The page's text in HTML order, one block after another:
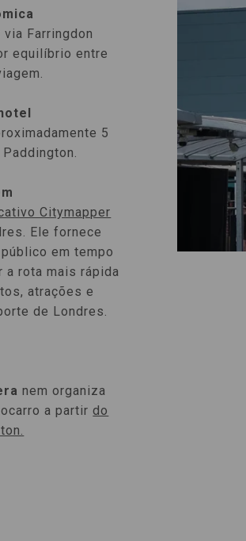
Farringdon
equilíbrio entre
5
Citymapper
Ele fornece
em tempo
a rota mais rápida
atrações e
de Londres.
nem organiza
a partirdo